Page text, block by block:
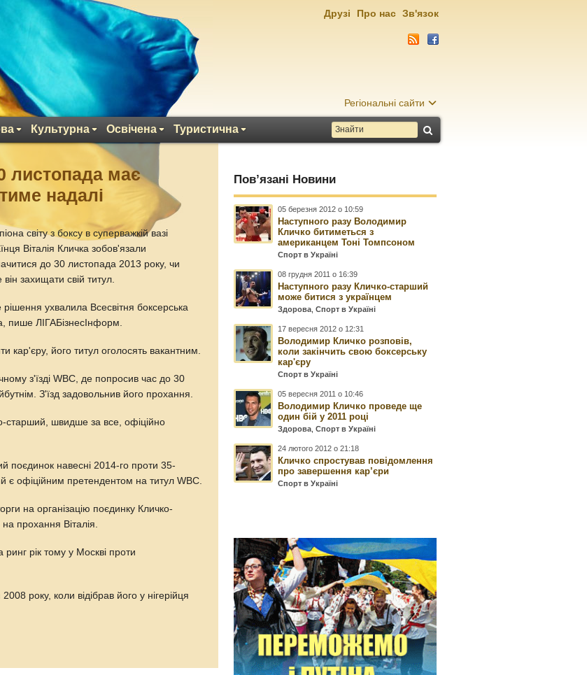
Регіональні сайти
Культурна Освічена Туристична
Друзі Про нас Зв'язок
листопада має
надалі
світу з боксу в суперважкій вазі
Віталія Кличка зобов'язали
до 30 листопада 2013 року, чи
він захищати свій титул.
рішення ухвалила Всесвітня боксерська
пише ЛІГАБізнесІнформ.
кар'єру, його титул оголосять вакантним.
з'їзді WBC, де попросив час до 30
З'їзд задовольнив його прохання.
старший, швидше за все, офіційно
поєдинок навесні 2014-го проти 35-
є офіційним претендентом на титул WBC.
на організацію поєдинку Кличко-
прохання Віталія.
рік тому у Москві проти
року, коли відібрав його у нігерійця
Пов’язані Новини
05 березня 2012 о 10:59
Наступного разу Володимир
Кличко битиметься з
американцем Тоні Томпсоном
Спорт в Україні
08 грудня 2011 о 16:39
Наступного разу Кличко-старший
може битися з українцем
Здорова ,Спорт в Україні
17 вересня 2012 о 12:31
Володимир Кличко розповів,
коли закінчить свою боксерську
кар'єру
Спорт в Україні
05 вересня 2011 о 10:46
Володимир Кличко проведе ще
один бій у 2011 році
Здорова ,Спорт в Україні
24 лютого 2012 о 21:18
Кличко спростував повідомлення
про завершення кар’єри
Спорт в Україні